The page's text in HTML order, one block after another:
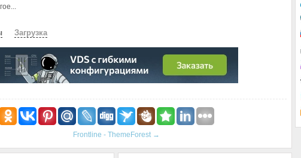
Загрузка
ЗЕРКАЛО ЗЕРКАЛО №2
Frontline - ThemeForest →